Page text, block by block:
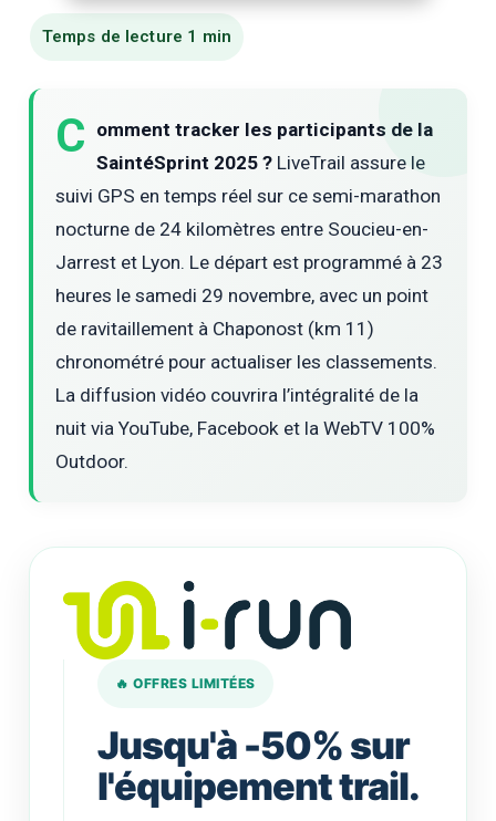
C omment tracker les participants de la
SaintéSprint 2025 ? LiveTrail assure le
suivi GPS en temps réel sur ce semi-marathon
nocturne de 24 kilomètres entre Soucieu-en-
Jarrest et Lyon. Le départ est programmé à 23
heures le samedi 29 novembre, avec un point
de ravitaillement à Chaponost (km 11)
chronométré pour actualiser les classements.
La diffusion vidéo couvrira l’intégralité de la
nuit via YouTube, Facebook et la WebTV 100%
Outdoor.
🔥 OFFRES LIMITÉES
Jusqu'à -50% sur
l'équipement trail.